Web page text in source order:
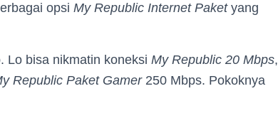
opsi My Republic Internet Paketyang
Lo bisa nikmatin koneksi My Republic 20 Mbps,
Republic Paket Gamer250 Mbps. Pokoknya